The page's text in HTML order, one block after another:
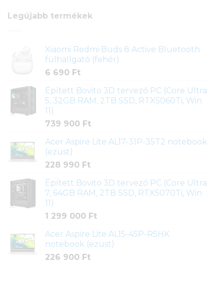
Legújabb termékek
Xiaomi Redmi Buds 8 Active Bluetooth
fülhallgató (fehér)
6 690 Ft
Épített Bovito 3D tervező PC (Core Ultra
5, 32GB RAM, 2TB SSD, RTX5060Ti, Win
11)
739 900 Ft
Acer Aspire Lite AL17-31P-35T2 notebook
(ezüst)
228 990 Ft
Épített Bovito 3D tervező PC (Core Ultra
7, 64GB RAM, 2TB SSD, RTX5070Ti, Win
11)
1 299 000 Ft
Acer Aspire Lite AL15-45P-R5HK
notebook (ezüst)
226 900 Ft